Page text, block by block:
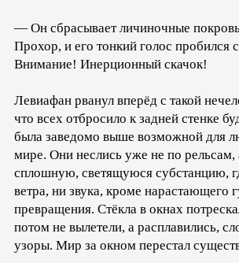
— Он сбрасывает личиночные
Прохор, и его тонкий голос пробился
Внимание! Инерционный скачок!
Левиафан рванул вперёд с такой
что всех отбросило к задней стенке
была заведомо выше возможной для
мире. Они неслись уже не по рельсам,
сплошную, светящуюся субстанцию,
ветра, ни звука, кроме нарастающего
превращения. Стёкла в окнах
потом не вылетели, а расплавились,
узоры. Мир за окном перестал